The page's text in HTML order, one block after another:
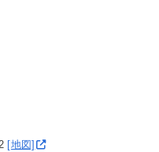
[地図]